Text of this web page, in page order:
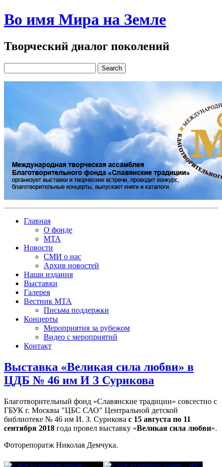
Во имя Мира на Земле
Творческий диалог поколений
Главная
О фонде
МТА
Новости
СМИ о нас
Архив новостей
Наши издания
Выставки
Галерея
Вестник МТА
Письма поддержки
Концерты
Мероприятия за рубежом
Видео с мероприятий
Контакт
Выставка «Великая сила любви» в
ЦДБ № 46 им И З Сурикова
Благотворительный фонд «Славянские традиции» совсестно с
ГБУК г. Москвы "ЦБС САО" Центральной детской
библиотеке № 46 им И. З. Сурикова с 15 августа по 11
сентября 2018 года провел выставку «Великая сила любви».
Фоторепоратж Николая Демчука.